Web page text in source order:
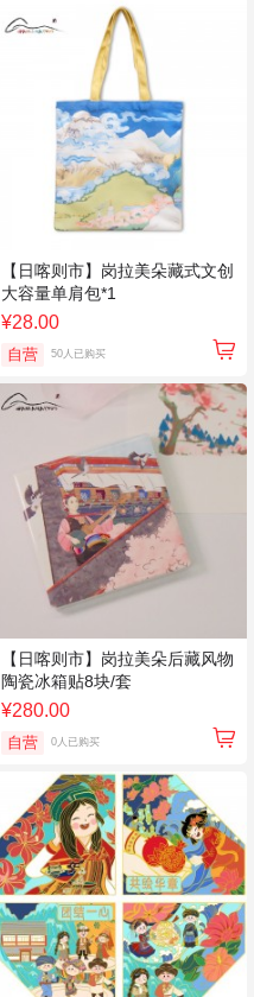
【日喀则市】岗拉美朵藏式文创
大容量单肩包*1
¥28.00
自营 50人已购买
【日喀则市】岗拉美朵后藏风物
陶瓷冰箱贴8块/套
¥280.00
自营 0人已购买